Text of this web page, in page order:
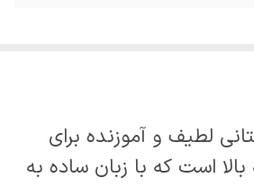
لطیف و آموزنده برای
به بالا است که با زبان ساده به